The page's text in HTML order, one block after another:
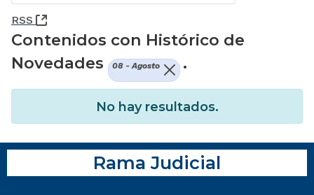
RSS (Abre una nueva ventana)
Contenidos con Histórico de
Novedades
08 - Agosto .
No hay resultados.
Rama Judicial